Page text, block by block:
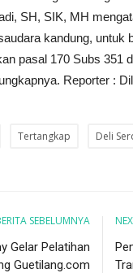
SH, SIK, MH
kandung,
pasal 170 Subs 351
Reporter :
Tertangkap Deli
SEBELUMNYA
Gelar Pelatihan
Guetilang.com